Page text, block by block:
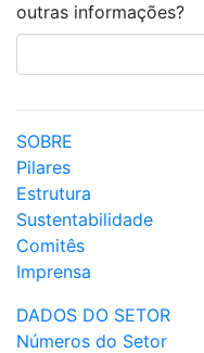
outras informações?
SOBRE
Pilares
Estrutura
Sustentabilidade
Comitês
Imprensa
DADOS DO SETOR
Números do Setor